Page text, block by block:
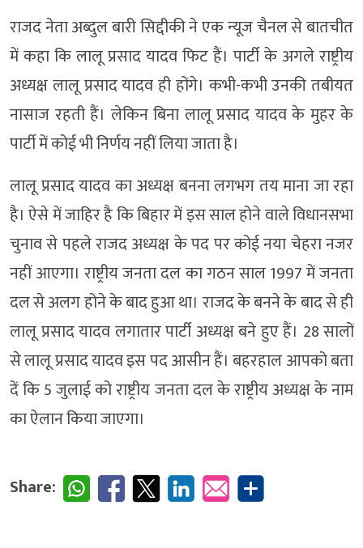
राजद नेता अब्दुल बारी सिद्दीकी ने एक न्यूज चैनल से बातचीत
में कहा कि लालू प्रसाद यादव फिट हैं। पार्टी के अगले राष्ट्रीय
अध्यक्ष लालू प्रसाद यादव ही होंगे। कभी-कभी उनकी तबीयत
नासाज रहती हैं। लेकिन बिना लालू प्रसाद यादव के मुहर के
पार्टी में कोई भी निर्णय नहीं लिया जाता है।
लालू प्रसाद यादव का अध्यक्ष बनना लगभग तय माना जा रहा
है। ऐसे में जाहिर है कि बिहार में इस साल होने वाले विधानसभा
चुनाव से पहले राजद अध्यक्ष के पद पर कोई नया चेहरा नजर
नहीं आएगा। राष्ट्रीय जनता दल का गठन साल 1997 में जनता
दल से अलग होने के बाद हुआ था। राजद के बनने के बाद से ही
लालू प्रसाद यादव लगातार पार्टी अध्यक्ष बने हुए हैं। 28 सालों
से लालू प्रसाद यादव इस पद आसीन हैं। बहरहाल आपको बता
दें कि 5 जुलाई को राष्ट्रीय जनता दल के राष्ट्रीय अध्यक्ष के नाम
का ऐलान किया जाएगा।
Share: